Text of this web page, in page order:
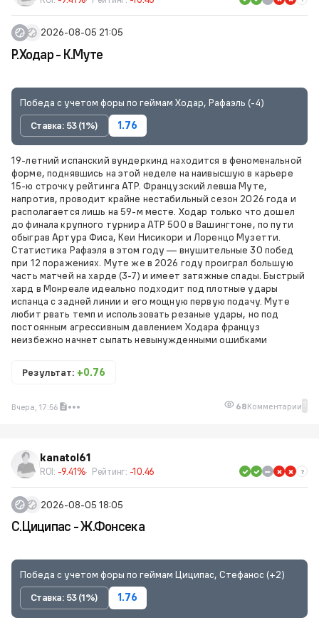
2026-08-05 21:05
Р.Ходар - К.Муте
Победа с учетом форы по геймам Ходар, Рафаэль (-4)
Ставка: 53 (1%)
1.76
19-летний испанский вундеркинд находится в феноменальной
форме, поднявшись на этой неделе на наивысшую в карьере
15-ю строчку рейтинга ATP. Французский левша Муте,
напротив, проводит крайне нестабильный сезон 2026 года и
располагается лишь на 59-м месте. Ходар только что дошел
до финала крупного турнира ATP 500 в Вашингтоне, по пути
обыграв Артура Фиса, Кеи Нисикори и Лоренцо Музетти.
Статистика Рафаэля в этом году — внушительные 30 побед
при 12 поражениях. Муте же в 2026 году проиграл большую
часть матчей на харде (3-7) и имеет затяжные спады. Быстрый
хард в Монреале идеально подходит под плотные удары
испанца с задней линии и его мощную первую подачу. Муте
любит рвать темп и использовать резаные удары, но под
постоянным агрессивным давлением Ходара француз
неизбежно начнет сыпать невынужденными ошибками
Результат: +0.76
Вчера, 17:56 68Комментарии 1
kanatol61
ROI: -9.41% Рейтинг: -10.46
2026-08-05 18:05
С.Циципас - Ж.Фонсека
Победа с учетом форы по геймам Циципас, Стефанос (+2)
Ставка: 53 (1%)
1.76